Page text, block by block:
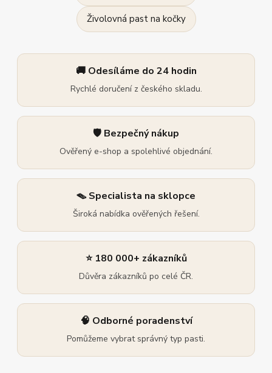
Živolovná past na kočky
🚚 Odesíláme do 24 hodin
Rychlé doručení z českého skladu.
🛡️ Bezpečný nákup
Ověřený e-shop a spolehlivé objednání.
🪤 Specialista na sklopce
Široká nabídka ověřených řešení.
⭐ 180 000+ zákazníků
Důvěra zákazníků po celé ČR.
🧠 Odborné poradenství
Pomůžeme vybrat správný typ pasti.